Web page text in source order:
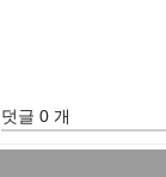
덧글 0 개